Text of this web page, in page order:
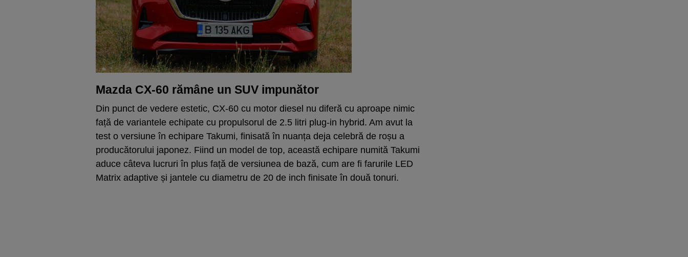
Mazda CX-60 rămâne un SUV impunător
Din punct de vedere estetic, CX-60 cu motor diesel nu diferă cu aproape nimic
față de variantele echipate cu propulsorul de 2.5 litri plug-in hybrid. Am avut la
test o versiune în echipare Takumi, finisată în nuanța deja celebră de roșu a
producătorului japonez. Fiind un model de top, această echipare numită Takumi
aduce câteva lucruri în plus față de versiunea de bază, cum are fi farurile LED
Matrix adaptive și jantele cu diametru de 20 de inch finisate în două tonuri.